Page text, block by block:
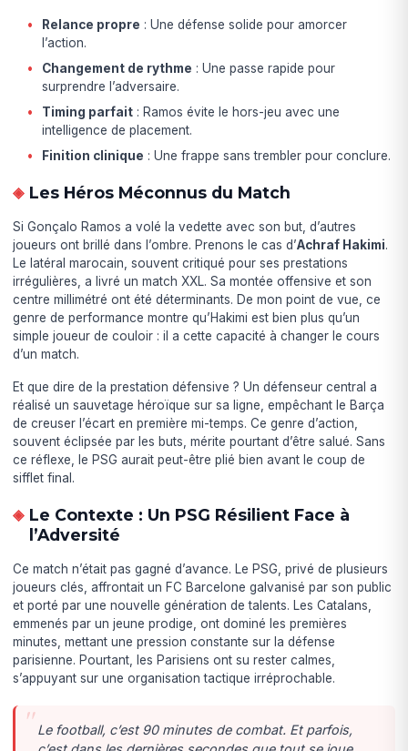
Relance propre : Une défense solide pour amorcer
l’action.
Changement de rythme : Une passe rapide pour
surprendre l’adversaire.
Timing parfait : Ramos évite le hors-jeu avec une
intelligence de placement.
Finition clinique : Une frappe sans trembler pour conclure.
Les Héros Méconnus du Match
Si Gonçalo Ramos a volé la vedette avec son but, d’autres
joueurs ont brillé dans l’ombre. Prenons le cas d’Achraf Hakimi.
Le latéral marocain, souvent critiqué pour ses prestations
irrégulières, a livré un match XXL. Sa montée offensive et son
centre millimétré ont été déterminants. De mon point de vue, ce
genre de performance montre qu’Hakimi est bien plus qu’un
simple joueur de couloir : il a cette capacité à changer le cours
d’un match.
Et que dire de la prestation défensive ? Un défenseur central a
réalisé un sauvetage héroïque sur sa ligne, empêchant le Barça
de creuser l’écart en première mi-temps. Ce genre d’action,
souvent éclipsée par les buts, mérite pourtant d’être salué. Sans
ce réflexe, le PSG aurait peut-être plié bien avant le coup de
sifflet final.
Le Contexte : Un PSG Résilient Face à
l’Adversité
Ce match n’était pas gagné d’avance. Le PSG, privé de plusieurs
joueurs clés, affrontait un FC Barcelone galvanisé par son public
et porté par une nouvelle génération de talents. Les Catalans,
emmenés par un jeune prodige, ont dominé les premières
minutes, mettant une pression constante sur la défense
parisienne. Pourtant, les Parisiens ont su rester calmes,
s’appuyant sur une organisation tactique irréprochable.
Le football, c’est 90 minutes de combat. Et parfois,